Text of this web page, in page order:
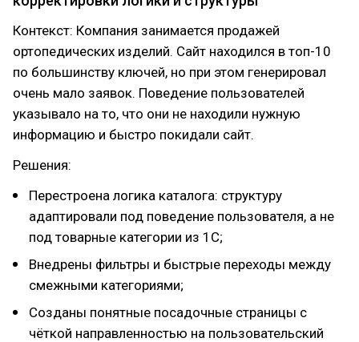
Контекст: Компания занимается продажей
ортопедических изделий. Сайт находился в топ-10
по большинству ключей, но при этом генерировал
очень мало заявок. Поведение пользователей
указывало на то, что они не находили нужную
информацию и быстро покидали сайт.
Решения:
Перестроена логика каталога: структуру
адаптировали под поведение пользователя, а не
под товарные категории из 1С;
Внедрены фильтры и быстрые переходы между
смежными категориями;
Созданы понятные посадочные страницы с
чёткой направленностью на пользовательский